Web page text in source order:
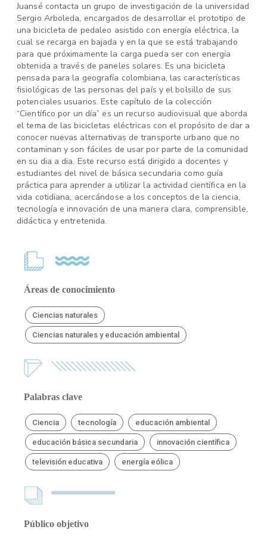
Juansé contacta un grupo de investigación de la universidad
Sergio Arboleda, encargados de desarrollar el prototipo de
una bicicleta de pedaleo asistido con energía eléctrica, la
cual se recarga en bajada y en la que se está trabajando
para que próximamente la carga pueda ser con energía
obtenida a través de paneles solares. Es una bicicleta
pensada para la geografía colombiana, las características
fisiológicas de las personas del país y el bolsillo de sus
potenciales usuarios. Este capítulo de la colección
“Científico por un día” es un recurso audiovisual que aborda
el tema de las bicicletas eléctricas con el propósito de dar a
conocer nuevas alternativas de transporte urbano que no
contaminan y son fáciles de usar por parte de la comunidad
en su dia a dia. Este recurso está dirigido a docentes y
estudiantes del nivel de básica secundaria como guía
práctica para aprender a utilizar la actividad científica en la
vida cotidiana, acercándose a los conceptos de la ciencia,
tecnología e innovación de una manera clara, comprensible,
didáctica y entretenida.
Áreas de conocimiento
Ciencias naturales
Ciencias naturales y educación ambiental
Palabras clave
Ciencia tecnología educación ambiental
educación básica secundaria innovación científica
televisión educativa energía eólica
Público objetivo